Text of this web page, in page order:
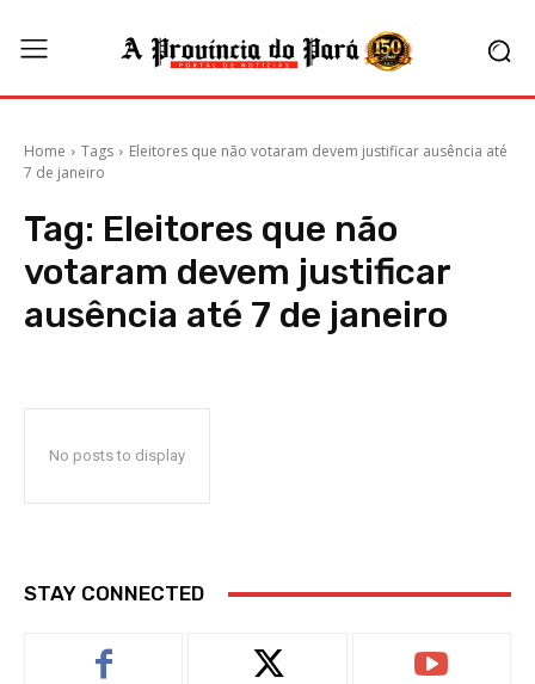
Home Tags
Eleitores que não votaram devem justificar ausência até
7 de janeiro
Tag: Eleitores que não
votaram devem justificar
ausência até 7 de janeiro
No posts to display
STAY CONNECTED